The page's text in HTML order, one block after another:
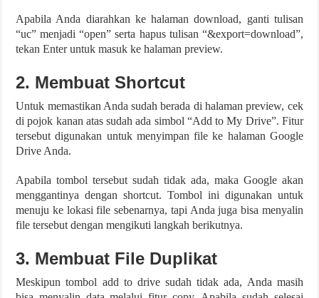
Apabila Anda diarahkan ke halaman download, ganti tulisan
“uc” menjadi “open” serta hapus tulisan “&export=download”,
tekan Enter untuk masuk ke halaman preview.
2. Membuat Shortcut
Untuk memastikan Anda sudah berada di halaman preview, cek
di pojok kanan atas sudah ada simbol “Add to My Drive”. Fitur
tersebut digunakan untuk menyimpan file ke halaman Google
Drive Anda.
Apabila tombol tersebut sudah tidak ada, maka Google akan
menggantinya dengan shortcut. Tombol ini digunakan untuk
menuju ke lokasi file sebenarnya, tapi Anda juga bisa menyalin
file tersebut dengan mengikuti langkah berikutnya.
3. Membuat File Duplikat
Meskipun tombol add to drive sudah tidak ada, Anda masih